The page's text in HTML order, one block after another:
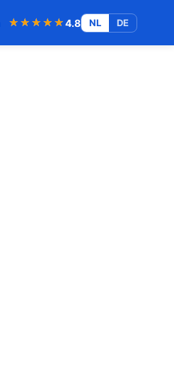
★★★★★
★★★★★4.8 NL DE